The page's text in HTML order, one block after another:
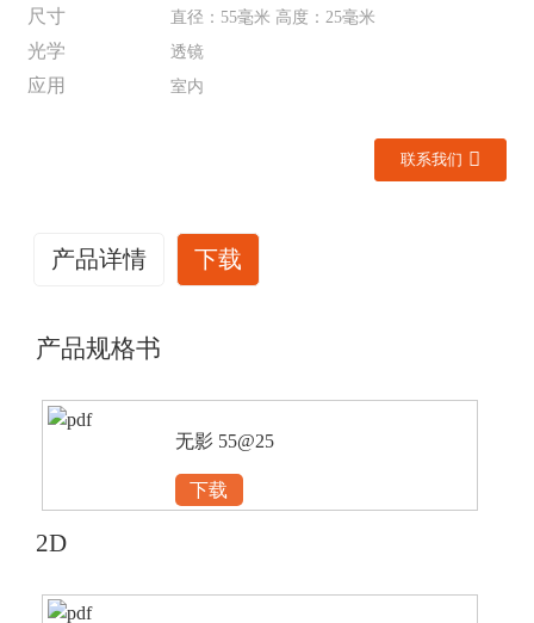
尺寸 直径：55毫米 高度：25毫米
光学 透镜
应用 室内
联系我们
产品详情 下载
产品规格书
无影 55@25
下载
2D